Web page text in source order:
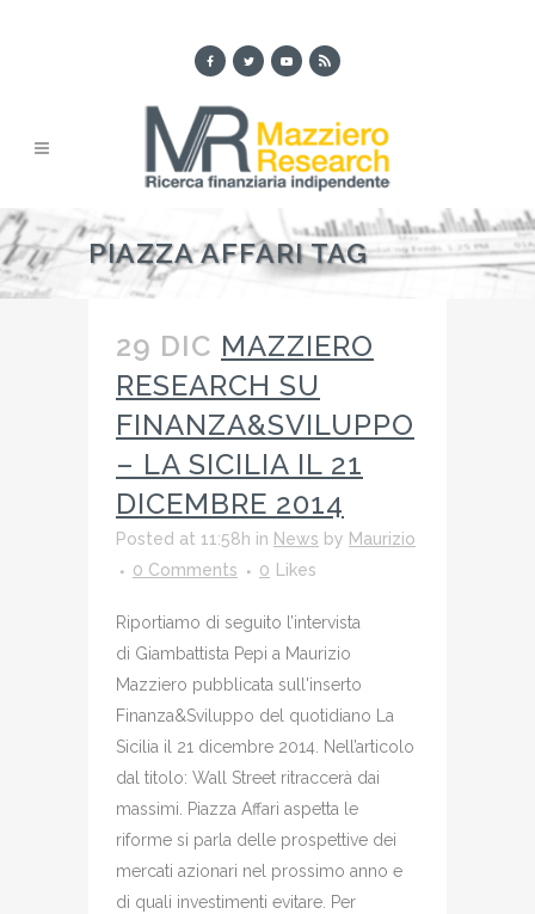
PIAZZA AFFARI TAG
29 DIC MAZZIERO
RESEARCH SU
FINANZA&SVILUPPO
– LA SICILIA IL 21
DICEMBRE 2014
Posted at 11:58h in News by Maurizio
0 Comments
0 Likes
Riportiamo di seguito l’intervista
di Giambattista Pepi a Maurizio
Mazziero pubblicata sull'inserto
Finanza&Sviluppo del quotidiano La
Sicilia il 21 dicembre 2014. Nell’articolo
dal titolo: Wall Street ritraccerà dai
massimi. Piazza Affari aspetta le
riforme si parla delle prospettive dei
mercati azionari nel prossimo anno e
di quali investimenti evitare. Per